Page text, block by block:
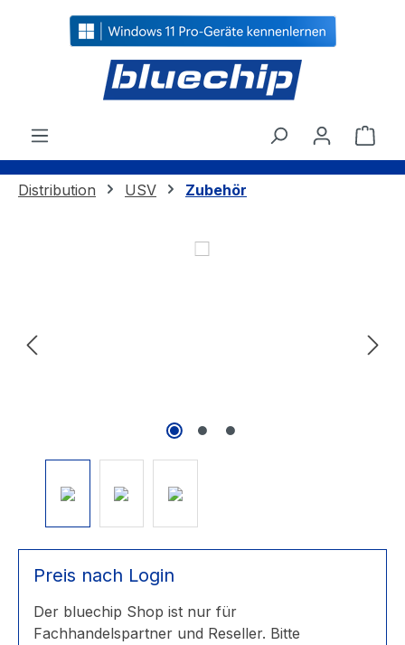
springen
Distribution USV Zubehör
Bildergalerie überspringen
Preis nach Login
Der bluechip Shop ist nur für
Fachhandelspartner und Reseller. Bitte